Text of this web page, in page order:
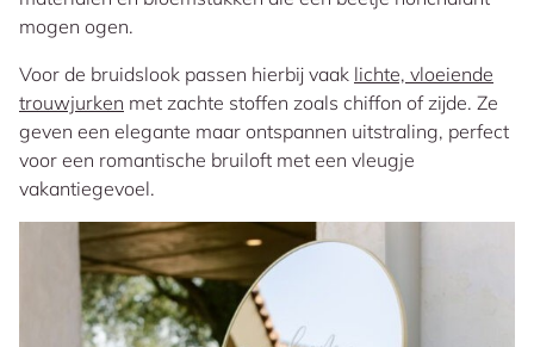
mogen ogen.
Voor de bruidslook passen hierbij vaak lichte, vloeiende
trouwjurken met zachte stoffen zoals chiffon of zijde. Ze
geven een elegante maar ontspannen uitstraling, perfect
voor een romantische bruiloft met een vleugje
vakantiegevoel.